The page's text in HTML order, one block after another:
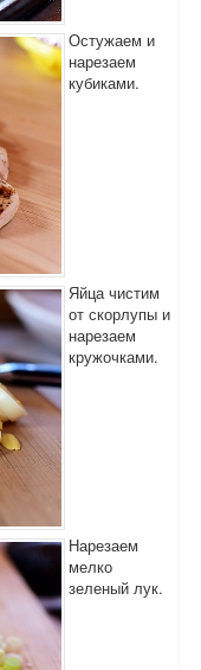
Остужаем и
нарезаем
кубиками.
Яйца чистим
от скорлупы и
нарезаем
кружочками.
Нарезаем
мелко
зеленый лук.